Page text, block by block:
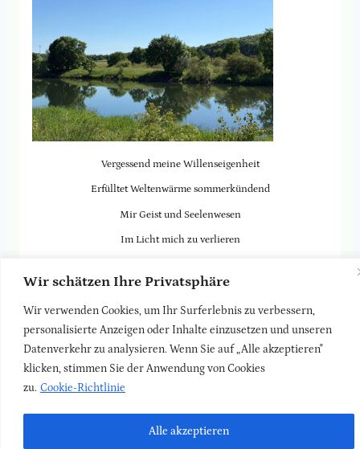
Wir schätzen Ihre Privatsphäre
Wir verwenden Cookies, um Ihr Surferlebnis zu verbessern,
personalisierte Anzeigen oder Inhalte einzusetzen und unseren
Datenverkehr zu analysieren. Wenn Sie auf „Alle akzeptieren"
klicken, stimmen Sie der Anwendung von Cookies
zu. Cookie-Richtlinie
Alle akzeptieren
Vergessend meine Willenseigenheit
Erfülltet Weltenwärme sommerkündend
Mir Geist und Seelenwesen
Im Licht mich zu verlieren
Und kraftvoll kündet Ahnung mir
Verliere dich, um dich zu finden.
Wochenspruch aus dem Seelenkalender von Rudolf Steiner
Stephanie hat das Bild gemacht. Danke dir!
Zurück zur Blog-Seite